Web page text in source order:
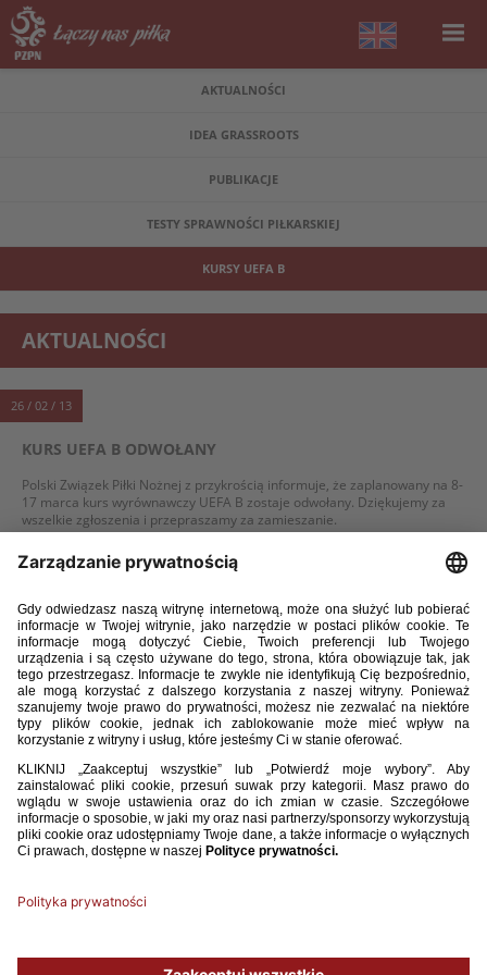
AKTUALNOŚCI
IDEA GRASSROOTS
PUBLIKACJE
TESTY SPRAWNOŚCI PIŁKARSKIEJ
KURSY UEFA B
AKTUALNOŚCI
26 / 02 / 13
KURS UEFA B ODWOŁANY
Polski Związek Piłki Nożnej z przykrością informuje, że zaplanowany na 8-
17 marca kurs wyrównawczy UEFA B zostaje odwołany. Dziękujemy za
wszelkie zgłoszenia i przepraszamy za zamieszanie.
15 / 02 / 13
PRZYPOMINAMY O KURSIE WYRÓWNAWCZYM UEFA B
Polski Związek Piłki Nożnej przypomina, że w dniach 8–17 marca 2013
przeprowadzony zostanie kurs wyrównawczy UEFA B dla instruktorów
piłki nożnej, organizowany na mocy porozumienia z Niemieckim
Związkiem Piłki Nożnej.
WIĘCEJ
07 / 02 / 13
Polski Związek Piłki Nożnej informuje, iż w dniach 8–17 marca 2013
Związkiem Piłki Nożnej.